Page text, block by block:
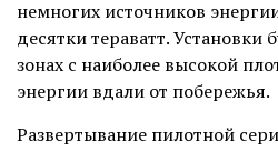
немногих источников
десятки тераватт. Установки
зонах с наиболее высокой
энергии вдали от побережья.
Развертывание пилотной